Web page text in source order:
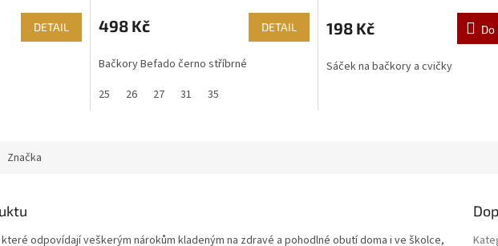
DETAIL 498 Kč DETAIL
Bačkory Befado černo stříbrné
25
26 27 31 35
198 Kč Do
Sáček na bačkory a cvičky
Značka
odpovídají veškerým nárokům kladeným na zdravé a pohodlné obutí doma i ve školce,